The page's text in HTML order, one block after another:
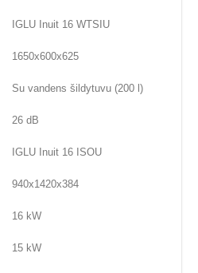
IGLU Inuit 16 WTSIU
1650x600x625
Su vandens šildytuvu (200 l)
26 dB
IGLU Inuit 16 ISOU
940x1420x384
16 kW
15 kW